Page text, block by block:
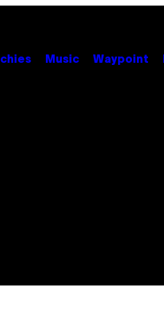
Music Waypoint